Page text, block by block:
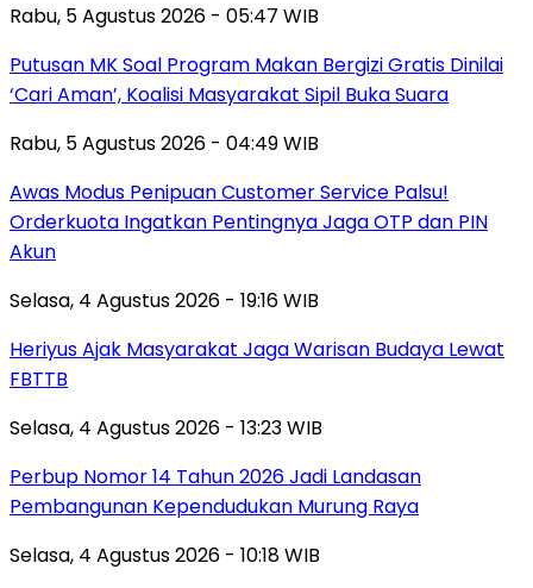
Rabu, 5 Agustus 2026 - 05:47 WIB
Putusan MK Soal Program Makan Bergizi Gratis Dinilai
‘Cari Aman’, Koalisi Masyarakat Sipil Buka Suara
Rabu, 5 Agustus 2026 - 04:49 WIB
Awas Modus Penipuan Customer Service Palsu!
Orderkuota Ingatkan Pentingnya Jaga OTP dan PIN
Akun
Selasa, 4 Agustus 2026 - 19:16 WIB
Heriyus Ajak Masyarakat Jaga Warisan Budaya Lewat
FBTTB
Selasa, 4 Agustus 2026 - 13:23 WIB
Perbup Nomor 14 Tahun 2026 Jadi Landasan
Pembangunan Kependudukan Murung Raya
Selasa, 4 Agustus 2026 - 10:18 WIB